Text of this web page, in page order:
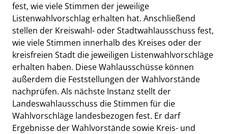
fest, wie viele Stimmen der jeweilige
Listenwahlvorschlag erhalten hat. Anschließend
stellen der Kreiswahl- oder Stadtwahlausschuss fest,
wie viele Stimmen innerhalb des Kreises oder der
kreisfreien Stadt die jeweiligen Listenwahlvorschläge
erhalten haben. Diese Wahlausschüsse können
außerdem die Feststellungen der Wahlvorstände
nachprüfen. Als nächste Instanz stellt der
Landeswahlausschuss die Stimmen für die
Wahlvorschläge landesbezogen fest. Er darf
Ergebnisse der Wahlvorstände sowie Kreis- und